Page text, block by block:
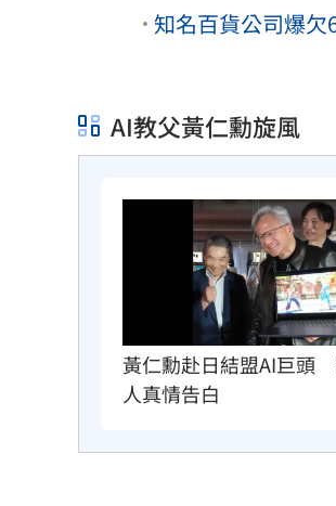
知名百貨公司爆
AI教父黃仁勳旋風
黃仁勳赴日結盟AI巨頭
人真情告白